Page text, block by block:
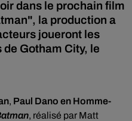
dans le prochain film
la production a
joueront les
Gotham City, le
, Paul Dano en Homme-
, réalisé par Matt